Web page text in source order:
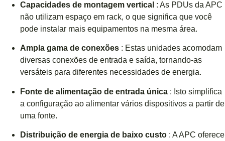
Capacidades de montagem vertical : As PDUs da APC
não utilizam espaço em rack, o que significa que você
pode instalar mais equipamentos na mesma área.
Ampla gama de conexões : Estas unidades acomodam
diversas conexões de entrada e saída, tornando-as
versáteis para diferentes necessidades de energia.
Fonte de alimentação de entrada única : Isto simplifica
a configuração ao alimentar vários dispositivos a partir de
uma fonte.
Distribuição de energia de baixo custo : A APC oferece